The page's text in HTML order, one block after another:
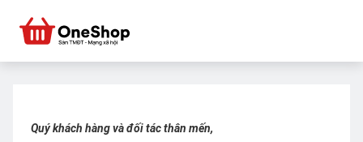
Quý khách hàng và đối tác thân mến,